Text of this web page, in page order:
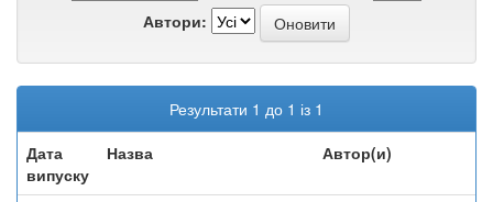
Автори:
Результати 1 до 1 із 1
Дата
випуску
Назва Автор(и)